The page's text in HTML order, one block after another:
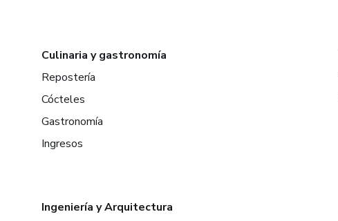
Culinaria y gastronomía
Repostería
Cócteles
Gastronomía
Ingresos
Ingeniería y Arquitectura